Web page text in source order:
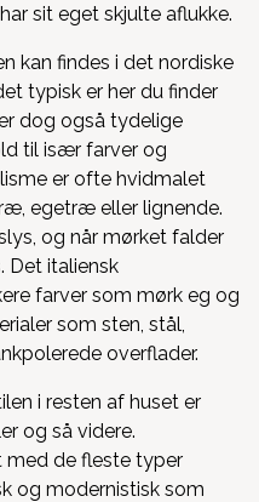
sit eget skjulte aflukke.
kan findes i det nordiske
typisk er her du finder
dog også tydelige
til især farver og
er ofte hvidmalet
egetræ eller lignende.
og når mørket falder
Det italiensk
farver som mørk eg og
som sten, stål,
overflader.
i resten af huset er
og så videre.
med de fleste typer
og modernistisk som